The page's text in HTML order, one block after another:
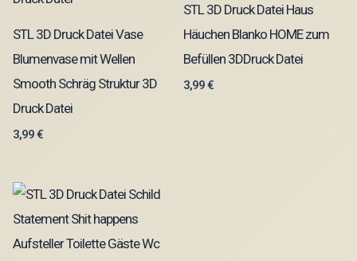
STL 3D Druck Datei Vase
Blumenvase mit Wellen
Smooth Schräg Struktur 3D
Druck Datei
3,99€
STL 3D Druck Datei Haus
Häuchen Blanko HOME zum
Befüllen 3DDruck Datei
3,99€